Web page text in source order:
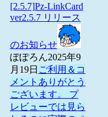
[2.5.7]Pz-LinkCard
ver2.5.7 リリース
のお知らせ
ぽぽろん2025年9
月19日 ご利用＆コ
メントありがとう
ございます。 プ
レビューでは見ら